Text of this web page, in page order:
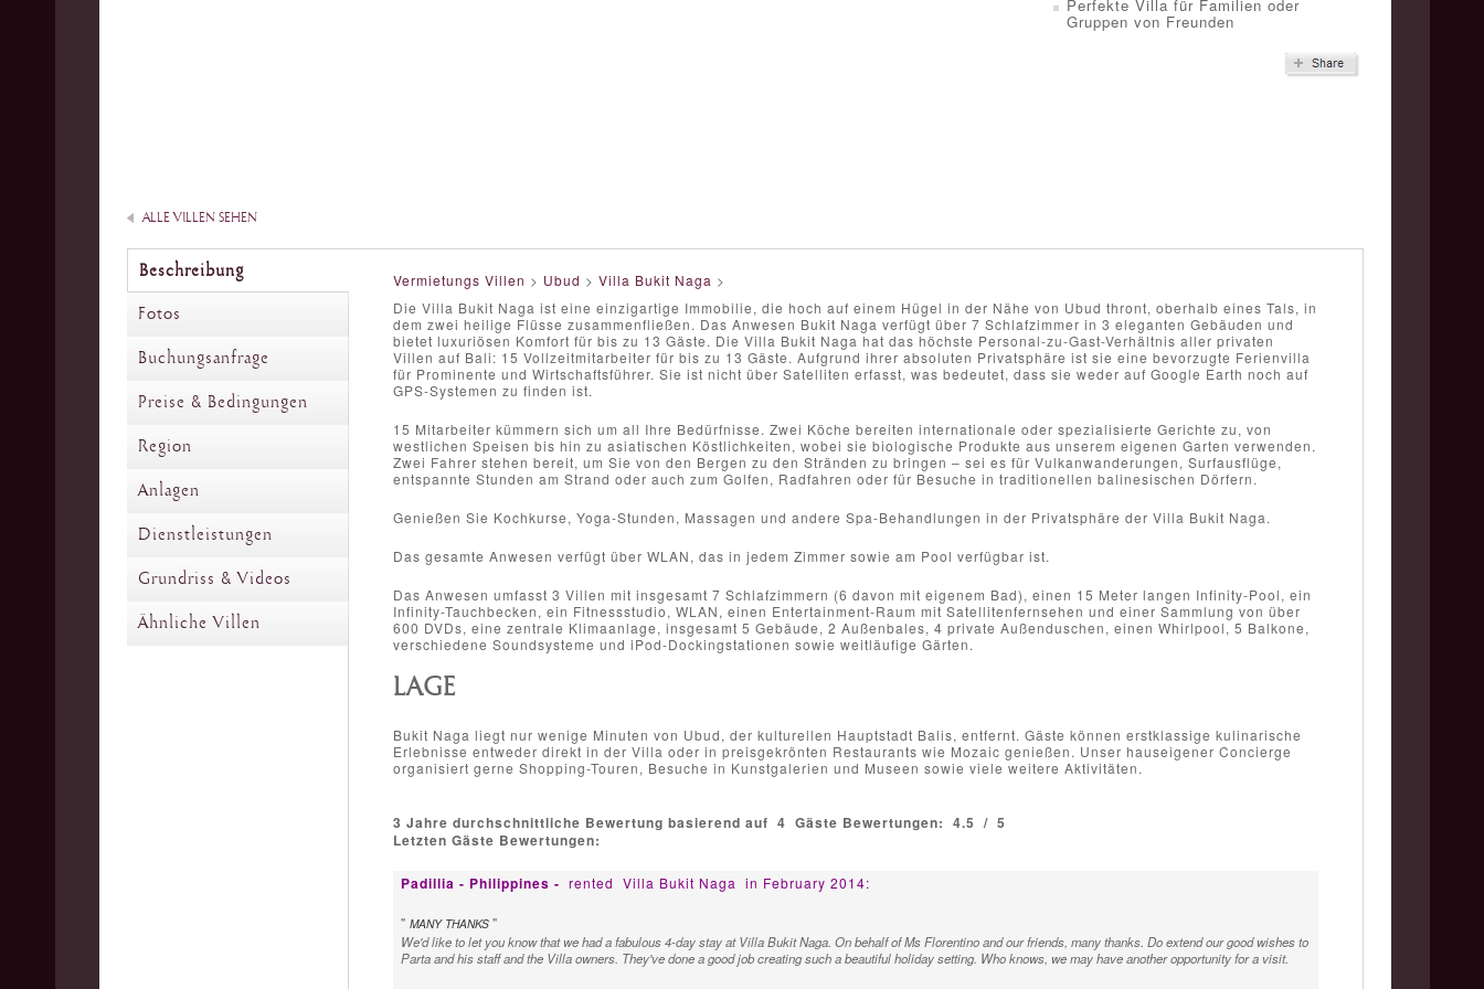
Perfekte Villa für Familien oder
Gruppen von Freunden
ALLE VILLEN SEHEN
Beschreibung
Fotos
Buchungsanfrage
Preise & Bedingungen
Region
Anlagen
Dienstleistungen
Grundriss & Videos
Ähnliche Villen
Vermietungs Villen > Ubud > Villa Bukit Naga >
Die Villa Bukit Naga ist eine einzigartige Immobilie, die hoch auf einem Hügel in der Nähe von Ubud thront, oberhalb eines Tals, in
dem zwei heilige Flüsse zusammenfließen. Das Anwesen Bukit Naga verfügt über 7 Schlafzimmer in 3 eleganten Gebäuden und
bietet luxuriösen Komfort für bis zu 13 Gäste. Die Villa Bukit Naga hat das höchste Personal-zu-Gast-Verhältnis aller privaten
Villen auf Bali: 15 Vollzeitmitarbeiter für bis zu 13 Gäste. Aufgrund ihrer absoluten Privatsphäre ist sie eine bevorzugte Ferienvilla
für Prominente und Wirtschaftsführer. Sie ist nicht über Satelliten erfasst, was bedeutet, dass sie weder auf Google Earth noch auf
GPS-Systemen zu finden ist.
15 Mitarbeiter kümmern sich um all Ihre Bedürfnisse. Zwei Köche bereiten internationale oder spezialisierte Gerichte zu, von
westlichen Speisen bis hin zu asiatischen Köstlichkeiten, wobei sie biologische Produkte aus unserem eigenen Garten verwenden.
Zwei Fahrer stehen bereit, um Sie von den Bergen zu den Stränden zu bringen – sei es für Vulkanwanderungen, Surfausflüge,
entspannte Stunden am Strand oder auch zum Golfen, Radfahren oder für Besuche in traditionellen balinesischen Dörfern.
Genießen Sie Kochkurse, Yoga-Stunden, Massagen und andere Spa-Behandlungen in der Privatsphäre der Villa Bukit Naga.
Das gesamte Anwesen verfügt über WLAN, das in jedem Zimmer sowie am Pool verfügbar ist.
Das Anwesen umfasst 3 Villen mit insgesamt 7 Schlafzimmern (6 davon mit eigenem Bad), einen 15 Meter langen Infinity-Pool, ein
Infinity-Tauchbecken, ein Fitnessstudio, WLAN, einen Entertainment-Raum mit Satellitenfernsehen und einer Sammlung von über
600 DVDs, eine zentrale Klimaanlage, insgesamt 5 Gebäude, 2 Außenbales, 4 private Außenduschen, einen Whirlpool, 5 Balkone,
verschiedene Soundsysteme und iPod-Dockingstationen sowie weitläufige Gärten.
LAGE
Bukit Naga liegt nur wenige Minuten von Ubud, der kulturellen Hauptstadt Balis, entfernt. Gäste können erstklassige kulinarische
Erlebnisse entweder direkt in der Villa oder in preisgekrönten Restaurants wie Mozaic genießen. Unser hauseigener Concierge
organisiert gerne Shopping-Touren, Besuche in Kunstgalerien und Museen sowie viele weitere Aktivitäten.
3 Jahre durchschnittliche Bewertung basierend auf 4 Gäste Bewertungen: 4.5 / 5
Letzten Gäste Bewertungen:
Padillia - Philippines - rented Villa Bukit Naga in February 2014:
" MANY THANKS "
We'd like to let you know that we had a fabulous 4-day stay at Villa Bukit Naga. On behalf of Ms Florentino and our friends, many thanks. Do extend our good wishes to
Parta and his staff and the Villa owners. They've done a good job creating such a beautiful holiday setting. Who knows, we may have another opportunity for a visit.